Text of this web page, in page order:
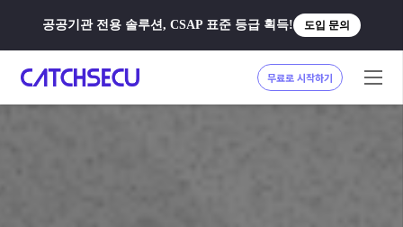
공공기관 전용 솔루션, CSAP 표준 등급 획득! 도입 문의
무료로 시작하기